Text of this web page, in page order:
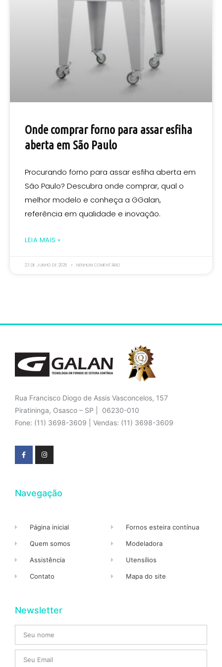
Onde comprar forno para assar esfiha
aberta em São Paulo
Procurando forno para assar esfiha aberta em
São Paulo? Descubra onde comprar, qual o
melhor modelo e conheça a GGalan,
referência em qualidade e inovação.
LEIA MAIS »
23 DE JUNHO DE 2025 NENHUM COMENTÁRIO
Rua Francisco Diogo de Assis Vasconcelos, 157
Piratininga, Osasco – SP | 06230-010
Fone: (11) 3698-3609 | Vendas: (11) 3698-3609
Navegação
Página inicial
Quem somos
Assistência
Contato
Fornos esteira contínua
Modeladora
Utensílios
Mapa do site
Newsletter